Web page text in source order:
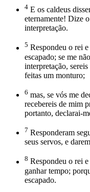
4 E os caldeus
eternamente! Dize
interpretação.
5 Respondeu o rei
escapado; se me
interpretação, sereis
feitas um monturo;
6 mas, se vós me
recebereis de mim
portanto, declarai-
7 Responderam
seus servos, e
8 Respondeu o rei
ganhar tempo;
escapado.